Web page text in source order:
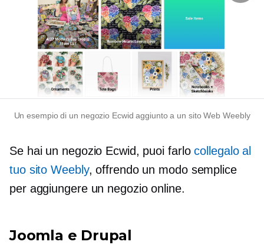
Un esempio di un negozio Ecwid aggiunto a un sito Web Weebly
Se hai un negozio Ecwid, puoi farlocollegalo al
tuo sito Weebly, offrendo un modo semplice
per aggiungere un negozio online.
Joomla e Drupal